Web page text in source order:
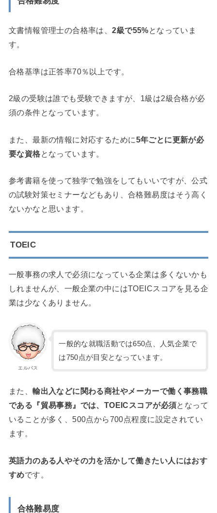
文書情報管理士の合格率は、2級で55%となっていま
す。
合格基準は正答率70％以上です。
2級の受験は誰でも受験できますが、1級は2級合格が必
須の条件となっています。
また、最新の情報に対応するために5年ごとに更新が必
要な資格 となっています。
参考書籍を使って独学で勉強をしてもいいですが、公式
の試験対策セミナーなどもあり、合格難易度はそう高く
ないかなと思います。
TOEIC
一般事務の求人で必須になっている企業は多くないかも
しれませんが、一般企業の中にはTOEICスコアを見る企
業は少なくありません。
エルバス
一般的な就職活動では650点、人気企業で
は750点が目安となっています。
また、輸出入などに関わる商社やメーカーで働く事務職
である『貿易事務』では、TOEICスコアが必須となって
いることが多く、500点から700点程度に設定されてい
ます。
英語力のある人やその力を活かして働きたい人にはおす
すめです。
合格難易度